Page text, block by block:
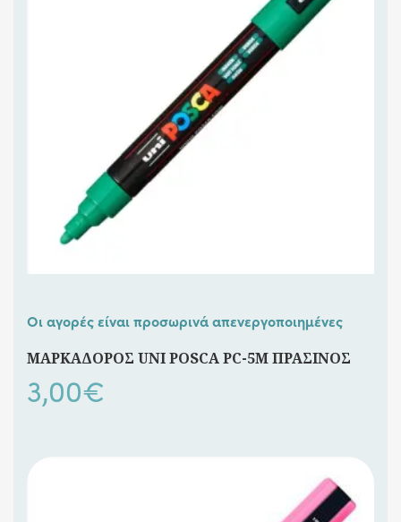
Οι αγορές είναι προσωρινά απενεργοποιημένες
ΜΑΡΚΑΔΟΡΟΣ UNI POSCA PC-5M ΠΡΑΣΙΝΟΣ
3,00€